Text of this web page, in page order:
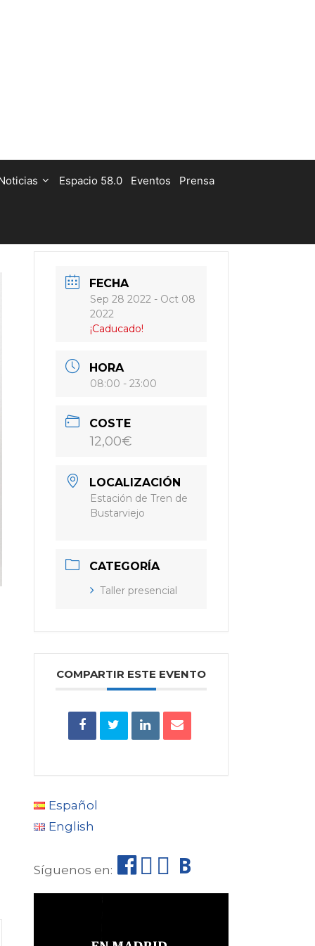
Espacio 58.0 Eventos Prensa
FECHA
Sep 28 2022 - Oct 08
2022
¡Caducado!
HORA
08:00 - 23:00
COSTE
12,00€
LOCALIZACIÓN
Estación de Tren de
Bustarviejo
CATEGORÍA
Taller presencial
COMPARTIR ESTE EVENTO
Español
English
Síguenos en:
F
a
c
n
s
l
B
l